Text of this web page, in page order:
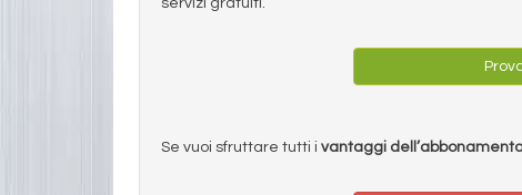
servizi gratuiti.
Se vuoi sfruttare tutti i vantaggi dell’abbonamento